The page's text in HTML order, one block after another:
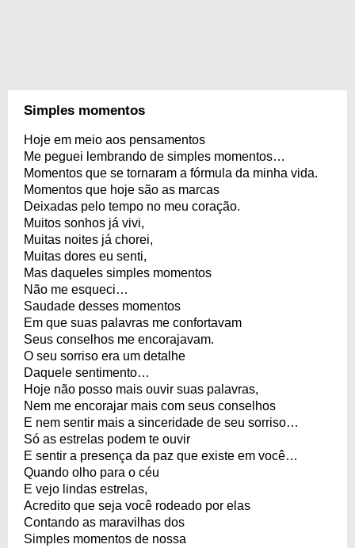
Simples momentos
Hoje em meio aos pensamentos
Me peguei lembrando de simples momentos…
Momentos que se tornaram a fórmula da minha vida.
Momentos que hoje são as marcas
Deixadas pelo tempo no meu coração.
Muitos sonhos já vivi,
Muitas noites já chorei,
Muitas dores eu senti,
Mas daqueles simples momentos
Não me esqueci…
Saudade desses momentos
Em que suas palavras me confortavam
Seus conselhos me encorajavam.
O seu sorriso era um detalhe
Daquele sentimento…
Hoje não posso mais ouvir suas palavras,
Nem me encorajar mais com seus conselhos
E nem sentir mais a sinceridade de seu sorriso…
Só as estrelas podem te ouvir
E sentir a presença da paz que existe em você…
Quando olho para o céu
E vejo lindas estrelas,
Acredito que seja você rodeado por elas
Contando as maravilhas dos
Simples momentos de nossa